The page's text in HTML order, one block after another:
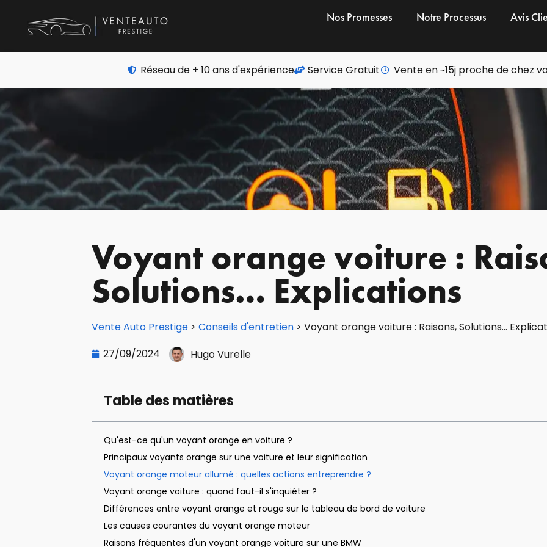
Nos Promesses Notre Processus Avis
Réseau de + 10 ans d'expérience Service Gratuit Vente en ~15j proche de chez
Voyant orange voiture :
Solutions… Explications
Vente Auto Prestige > Conseils d'entretien > Voyant orange voiture : Raisons, Solutions…
27/09/2024
Hugo Vurelle
Table des matières
Qu'est-ce qu'un voyant orange en voiture ?
Principaux voyants orange sur une voiture et leur signification
Voyant orange moteur allumé : quelles actions entreprendre ?
Voyant orange voiture : quand faut-il s'inquiéter ?
Différences entre voyant orange et rouge sur le tableau de bord de voiture
Les causes courantes du voyant orange moteur
Raisons fréquentes d'un voyant orange voiture sur une BMW